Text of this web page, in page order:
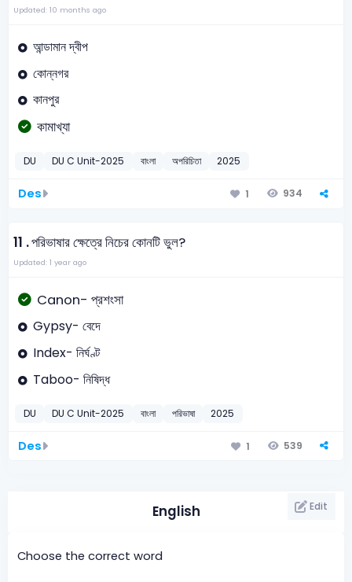
Updated: 10 months ago
আন্ডামান দ্বীপ
কোন্নগর
কানপুর
কামাখ্যা
DU DU C Unit-2025 বাংলা অপরিচিতা 2025
Des 1 934
11 .পরিভাষার ক্ষেত্রে নিচের কোনটি ভুল?
Updated: 1 year ago
Canon- প্রশংসা
Gypsy- বেদে
Index- নির্ঘণ্ট
Taboo- নিষিদ্ধ
DU DU C Unit-2025 বাংলা পরিভাষা 2025
Des 1 539
English Edit
Choose the correct word